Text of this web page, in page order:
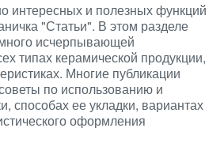
интересных и полезных функций
"Статьи". В этом разделе
исчерпывающей
типах керамической продукции,
Многие публикации
по использованию и
способах ее укладки, вариантах
оформления